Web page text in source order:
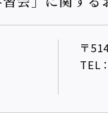
〒
TEL